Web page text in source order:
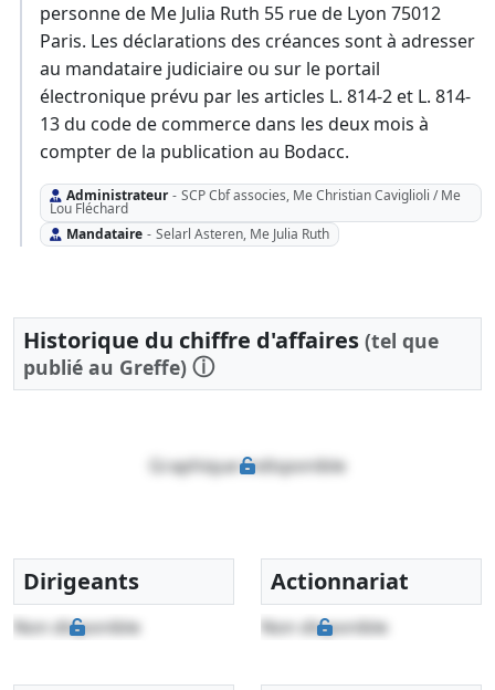
personne de Me Julia Ruth 55 rue de Lyon 75012
Paris. Les déclarations des créances sont à adresser
au mandataire judiciaire ou sur le portail
électronique prévu par les articles L. 814-2 et L. 814-
13 du code de commerce dans les deux mois à
compter de la publication au Bodacc.
Administrateur - SCP Cbf associes, Me Christian Caviglioli / Me
Lou Fléchard
Mandataire - Selarl Asteren, Me Julia Ruth
Historique du chiffre d'affaires (tel que
publié au Greffe) ⓘ
Graphique indisponible
Dirigeants
Non disponible
Actionnariat
Non disponible